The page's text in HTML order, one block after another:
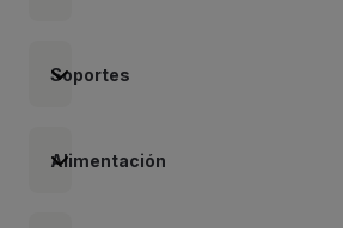
Soportes
Alimentación